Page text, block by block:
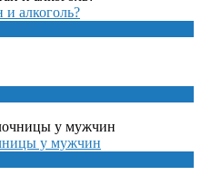
алкоголь?
у мужчин